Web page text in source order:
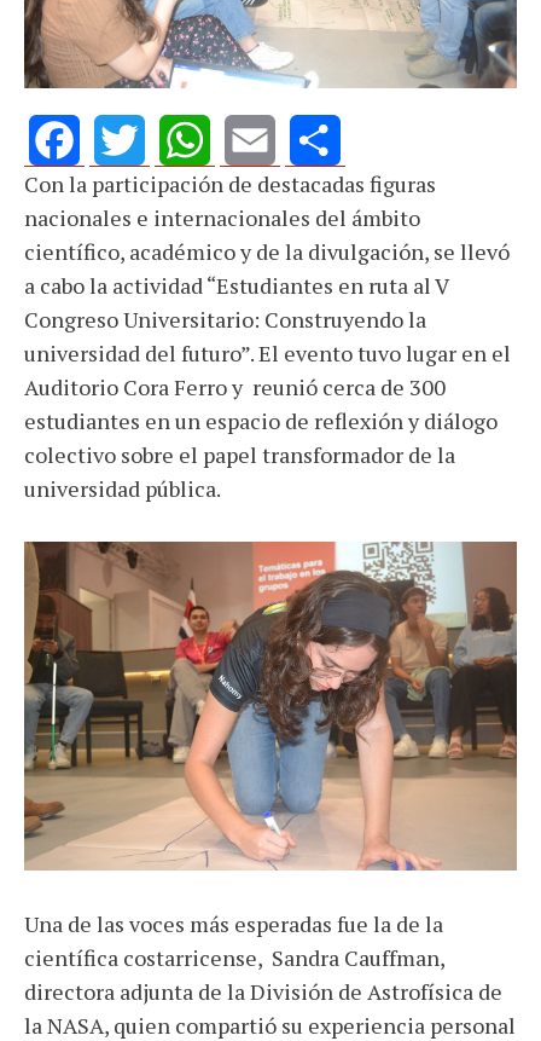
FacebookTwitterWhatsAppEmail Share
Con la participación de destacadas figuras
nacionales e internacionales del ámbito
científico, académico y de la divulgación, se llevó
a cabo la actividad “Estudiantes en ruta al V
Congreso Universitario: Construyendo la
universidad del futuro”. El evento tuvo lugar en el
Auditorio Cora Ferro y reunió cerca de 300
estudiantes en un espacio de reflexión y diálogo
colectivo sobre el papel transformador de la
universidad pública.
Una de las voces más esperadas fue la de la
científica costarricense, Sandra Cauffman,
directora adjunta de la División de Astrofísica de
la NASA, quien compartió su experiencia personal